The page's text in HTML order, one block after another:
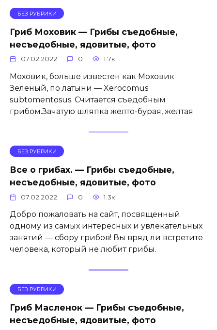
БЕЗ РУБРИКИ
Гриб Моховик — Грибы съедобные,
несъедобные, ядовитые, фото
07.02.2022 0 1.7к.
Моховик, больше известен как Моховик
Зеленый, по латыни — Xerocomus
subtomentosus. Считается съедобным
грибом.Зачатую шляпка желто-бурая, желтая
БЕЗ РУБРИКИ
Все о грибах. — Грибы съедобные,
несъедобные, ядовитые, фото
07.02.2022 0 1.3к.
Добро пожаловать на сайт, посвященный
одному из самых интересных и увлекательных
занятий — сбору грибов! Вы вряд ли встретите
человека, который не любит грибы.
БЕЗ РУБРИКИ
Гриб Масленок — Грибы съедобные,
несъедобные, ядовитые, фото